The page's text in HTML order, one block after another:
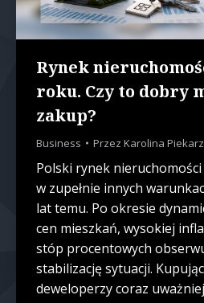
Rynek
roku. Czy to dobry
zakup?
Business Przez Karolina Piekarz
Polski rynek
w zupełnie innych
lat temu. Po okresie
cen mieszkań, wysokiej
stóp procentowych
stabilizację sytuacji.
deweloperzy coraz